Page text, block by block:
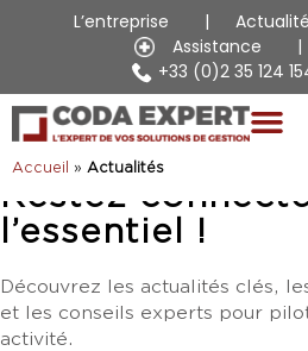
L’entreprise
Assistance
+33 (0)2 35 124
Accueil » Actualités
Restez
l’essentiel !
Découvrez les actualités clés,
et les conseils experts pour
activité.